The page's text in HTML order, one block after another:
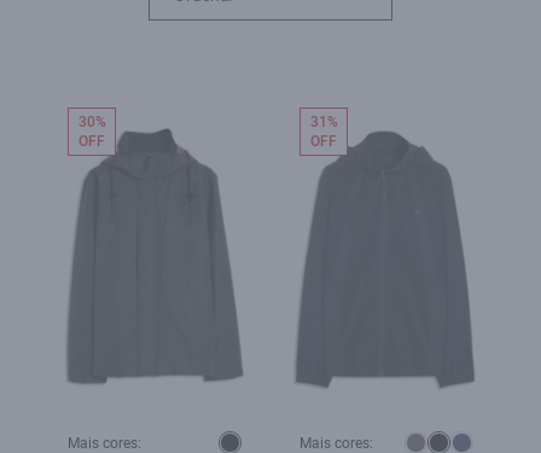
Mais cores:
30%
OFF
Mais cores:
31%
OFF